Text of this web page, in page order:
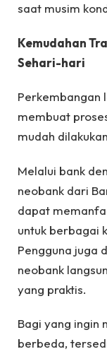
saat musim
Kemudahan
Sehari-hari
Perkembangan
membuat
mudah
Melalui bank
neobank dari
dapat
untuk berbagai
Pengguna juga
neobank
yang praktis.
Bagi yang ingin
berbeda,